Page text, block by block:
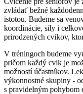
zvládať bežné
istotou. Budeme sa
koordinácie, sily i
prirodzených cvikov,
V tréningoch budeme
pričom každý cvik je
možností účastníkov.
výkonnostné skupiny -
s pravidelným pohybom